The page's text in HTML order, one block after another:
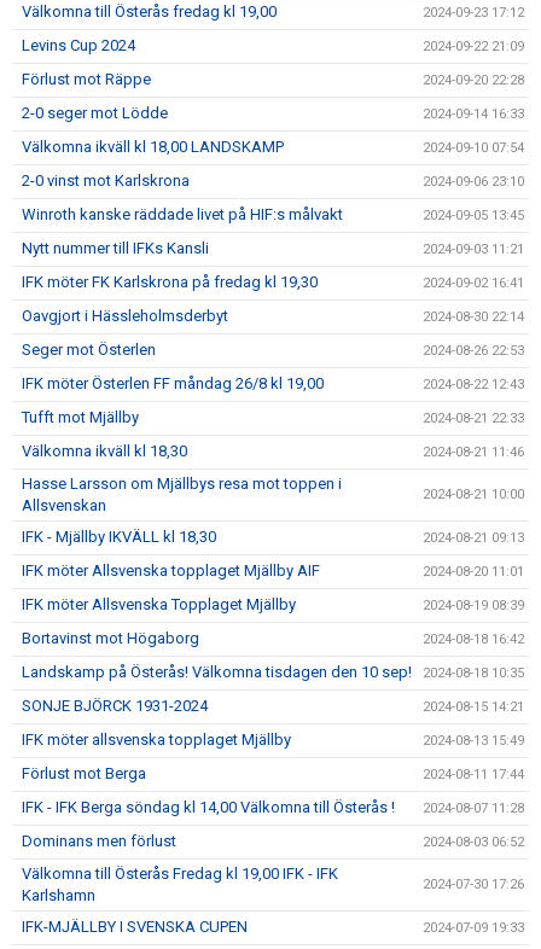
Välkomna till Österås fredag kl 19,00 2024-09-23 17:12
Levins Cup 2024 2024-09-22 21:09
Förlust mot Räppe 2024-09-20 22:28
2-0 seger mot Lödde 2024-09-14 16:33
Välkomna ikväll kl 18,00 LANDSKAMP 2024-09-10 07:54
2-0 vinst mot Karlskrona 2024-09-06 23:10
Winroth kanske räddade livet på HIF:s målvakt 2024-09-05 13:45
Nytt nummer till IFKs Kansli 2024-09-03 11:21
IFK möter FK Karlskrona på fredag kl 19,30 2024-09-02 16:41
Oavgjort i Hässleholmsderbyt 2024-08-30 22:14
Seger mot Österlen 2024-08-26 22:53
IFK möter Österlen FF måndag 26/8 kl 19,00 2024-08-22 12:43
Tufft mot Mjällby 2024-08-21 22:33
Välkomna ikväll kl 18,30 2024-08-21 11:46
Hasse Larsson om Mjällbys resa mot toppen i
Allsvenskan
2024-08-21 10:00
IFK - Mjällby IKVÄLL kl 18,30 2024-08-21 09:13
IFK möter Allsvenska topplaget Mjällby AIF 2024-08-20 11:01
IFK möter Allsvenska Topplaget Mjällby 2024-08-19 08:39
Bortavinst mot Högaborg 2024-08-18 16:42
Landskamp på Österås! Välkomna tisdagen den 10 sep! 2024-08-18 10:35
SONJE BJÖRCK 1931-2024 2024-08-15 14:21
IFK möter allsvenska topplaget Mjällby 2024-08-13 15:49
Förlust mot Berga 2024-08-11 17:44
IFK - IFK Berga söndag kl 14,00 Välkomna till Österås ! 2024-08-07 11:28
Dominans men förlust 2024-08-03 06:52
Välkomna till Österås Fredag kl 19,00 IFK - IFK
Karlshamn
2024-07-30 17:26
IFK-MJÄLLBY I SVENSKA CUPEN 2024-07-09 19:33